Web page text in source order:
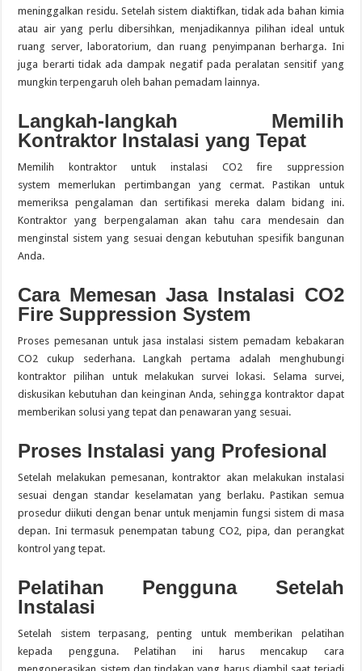
meninggalkan residu. Setelah sistem diaktifkan, tidak ada bahan kimia
atau air yang perlu dibersihkan, menjadikannya pilihan ideal untuk
ruang server, laboratorium, dan ruang penyimpanan berharga. Ini
juga berarti tidak ada dampak negatif pada peralatan sensitif yang
mungkin terpengaruh oleh bahan pemadam lainnya.
Langkah-langkah Memilih
Kontraktor Instalasi yang Tepat
Memilih kontraktor untuk instalasi CO2 fire suppression
system memerlukan pertimbangan yang cermat. Pastikan untuk
memeriksa pengalaman dan sertifikasi mereka dalam bidang ini.
Kontraktor yang berpengalaman akan tahu cara mendesain dan
menginstal sistem yang sesuai dengan kebutuhan spesifik bangunan
Anda.
Cara Memesan Jasa Instalasi CO2
Fire Suppression System
Proses pemesanan untuk jasa instalasi sistem pemadam kebakaran
CO2 cukup sederhana. Langkah pertama adalah menghubungi
kontraktor pilihan untuk melakukan survei lokasi. Selama survei,
diskusikan kebutuhan dan keinginan Anda, sehingga kontraktor dapat
memberikan solusi yang tepat dan penawaran yang sesuai.
Proses Instalasi yang Profesional
Setelah melakukan pemesanan, kontraktor akan melakukan instalasi
sesuai dengan standar keselamatan yang berlaku. Pastikan semua
prosedur diikuti dengan benar untuk menjamin fungsi sistem di masa
depan. Ini termasuk penempatan tabung CO2, pipa, dan perangkat
kontrol yang tepat.
Pelatihan Pengguna Setelah
Instalasi
Setelah sistem terpasang, penting untuk memberikan pelatihan
kepada pengguna. Pelatihan ini harus mencakup cara